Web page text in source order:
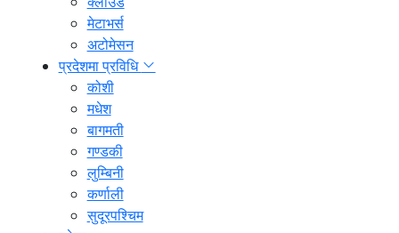
मेटाभर्स
अटोमेसन
प्रदेशमा प्रविधि
कोशी
मधेश
बागमती
गण्डकी
लुम्बिनी
कर्णाली
सुदूरपश्चिम